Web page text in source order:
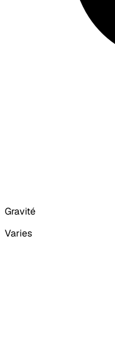
Gravité
Varies